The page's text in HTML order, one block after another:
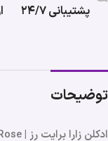
پشتیبانی ۲۴/۷
توضیحات
ادکلن زارا برایت رز | Zara Bright Rose